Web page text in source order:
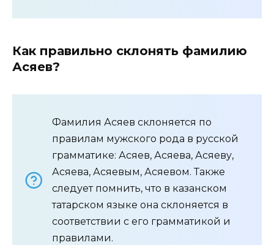
Как правильно склонять фамилию
Асяев?
Фамилия Асяев склоняется по
правилам мужского рода в русской
грамматике: Асяев, Асяева, Асяеву,
Асяева, Асяевым, Асяевом. Также
следует помнить, что в казанском
татарском языке она склоняется в
соответствии с его грамматикой и
правилами.